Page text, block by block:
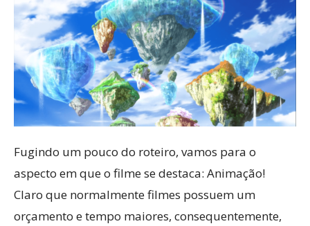
Fugindo um pouco do roteiro, vamos para o
aspecto em que o filme se destaca: Animação!
Claro que normalmente filmes possuem um
orçamento e tempo maiores, consequentemente,